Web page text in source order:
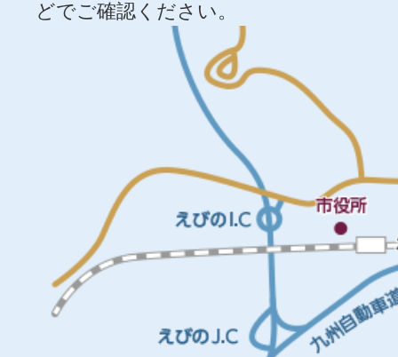
どでご確認ください。